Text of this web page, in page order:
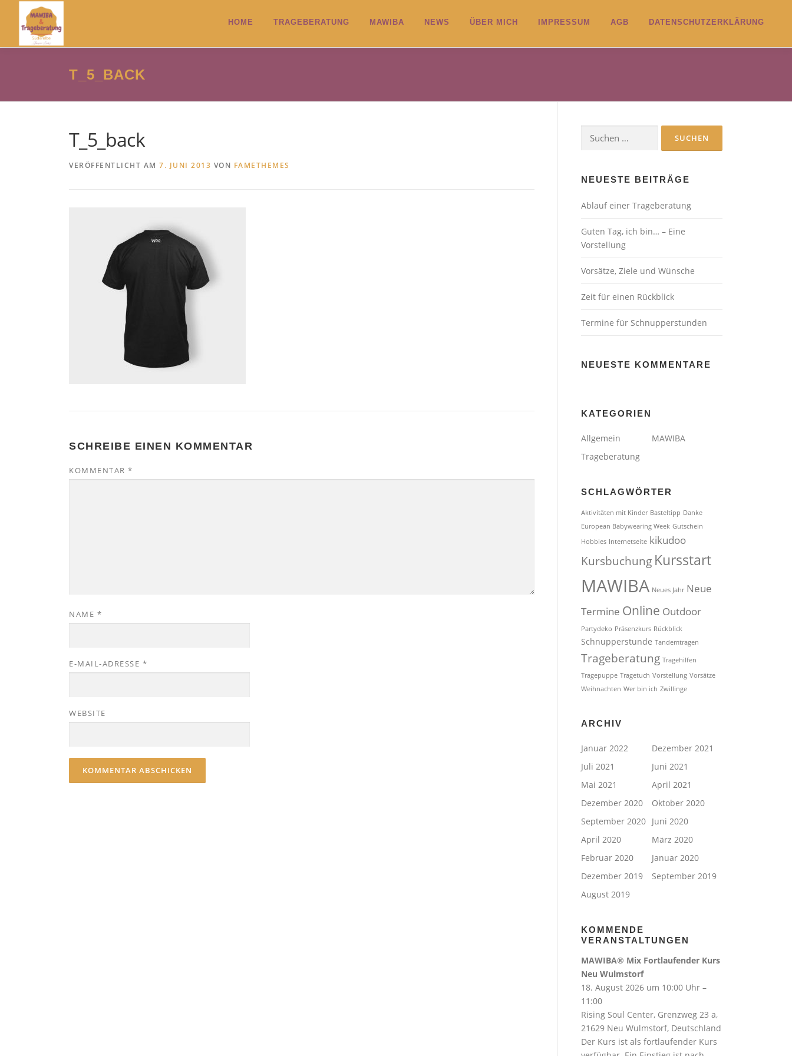
springen
HOME TRAGEBERATUNG MAWIBA NEWS ÜBER MICH IMPRESSUM AGB DATENSCHUTZERKLÄRUNG
T_5_BACK
T_5_back
VERÖFFENTLICHT AM 7. JUNI 2013 VON FAMETHEMES
SCHREIBE EINEN KOMMENTAR
KOMMENTAR *
NAME *
E-MAIL-ADRESSE *
WEBSITE
Suchen
nach:
NEUESTE BEITRÄGE
Ablauf einer Trageberatung
Guten Tag, ich bin… – Eine
Vorstellung
Vorsätze, Ziele und Wünsche
Zeit für einen Rückblick
Termine für Schnupperstunden
NEUESTE KOMMENTARE
KATEGORIEN
Allgemein
MAWIBA
Trageberatung
SCHLAGWÖRTER
Aktivitäten mit Kinder Basteltipp Danke
European Babywearing Week Gutschein
Hobbies Internetseite kikudoo
Kursbuchung Kursstart
MAWIBA Neues Jahr Neue
Termine Online Outdoor
Partydeko Präsenzkurs Rückblick
Schnupperstunde Tandemtragen
Trageberatung Tragehilfen
Tragepuppe Tragetuch Vorstellung Vorsätze
Weihnachten Wer bin ich Zwillinge
ARCHIV
Januar 2022
Dezember 2021
Juli 2021
Juni 2021
Mai 2021
April 2021
Dezember 2020
Oktober 2020
September 2020 Juni 2020
April 2020
März 2020
Februar 2020
Januar 2020
Dezember 2019
September 2019
August 2019
KOMMENDE
VERANSTALTUNGEN
MAWIBA® Mix Fortlaufender Kurs
Neu Wulmstorf
18. August 2026 um 10:00 Uhr –
11:00
Rising Soul Center, Grenzweg 23 a,
21629 Neu Wulmstorf, Deutschland
Der Kurs ist als fortlaufender Kurs